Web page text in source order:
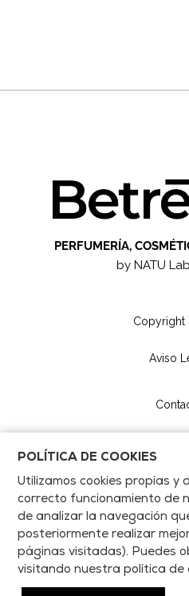
PERFUMERÍA,
by NATU
Copyright
Aviso
POLÍTICA DE COOKIES
Utilizamos cookies propias y
correcto funcionamiento de
de analizar la navegación
posteriormente realizar
páginas visitadas). Puedes
visitando nuestra política de